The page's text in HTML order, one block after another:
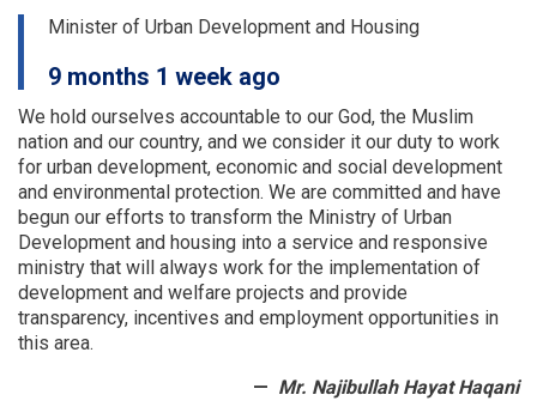
for
9
Offices
Minister of Urban Development and Housing
9 months 1 week ago
We hold ourselves accountable to our God, the Muslim
nation and our country, and we consider it our duty to work
for urban development, economic and social development
and environmental protection. We are committed and have
begun our efforts to transform the Ministry of Urban
Development and housing into a service and responsive
ministry that will always work for the implementation of
development and welfare projects and provide
transparency, incentives and employment opportunities in
this area.
Mr. Najibullah Hayat Haqani